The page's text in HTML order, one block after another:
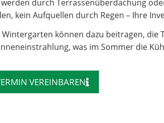
durch Terrassenüberdachung
kein Aufquellen durch Regen – Ihre
können dazu beitragen, die
was im Sommer die
VEREINBAREN